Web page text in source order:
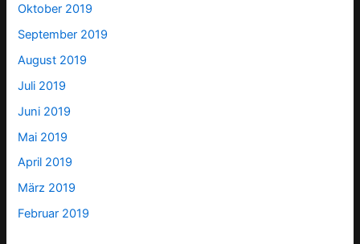
Oktober 2019
September 2019
August 2019
Juli 2019
Juni 2019
Mai 2019
April 2019
März 2019
Februar 2019